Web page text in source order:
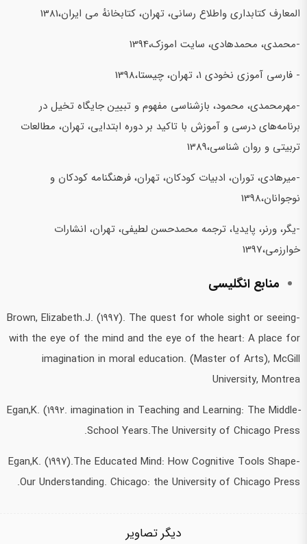
المعارف کتابداری واطلاع رسانی، تهران، کتابخانهٔ می ایران،1381
-محمدی، محمدهادی، سایت اموزک،1394
- فارسی آموزی نخودی 1، تهران، چیستا،1398
-مهرمحمدی، محمود، بازشناسی مفهوم و تبیین جایگاه تخیل در
برنامه‌های درسی و آموزش با تاکید بر دوره ابتدایی، تهران، مطالعات
تربیتی و روان شناسی،1389
-میرهادی، توران، ادبیات کودکان، تهران، فرهنگنامه کودکان و
نوجوانان،1398
-یگر، ورنر، پایدیا، ترجمه محمدحسن لطیفی، تهران، انشارات
خوارزمی،1397
منابع انگلیسی
-Brown, Elizabeth.J. (۱۹۹۷). The quest for whole sight or seeing
with the eye of the mind and the eye of the heart: A place for
imagination in moral education. (Master of Arts), McGill
University, Montrea
-Egan,K. (۱۹۹۲. imagination in Teaching and Learning: The Middle
School Years.The University of Chicago Press.
-Egan,K. (۱۹۹۷).The Educated Mind: How Cognitive Tools Shape
Our Understanding. Chicago: the University of Chicago Press.
دیگر تصاویر